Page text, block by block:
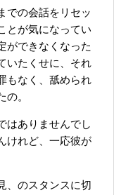
での会話をリセッ
とが気になってい
ができなくなった
いたくせに、それ
もなく、舐められ
。
はありませんでし
けれど、一応彼が
、のスタンスに切